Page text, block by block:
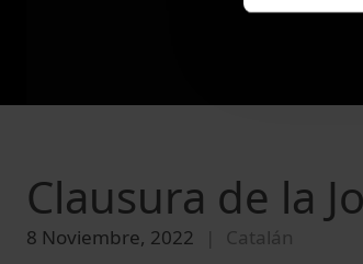
Clausura de la
8 Noviembre, 2022 Catalán